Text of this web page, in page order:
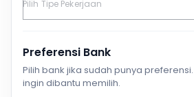
Preferensi Bank
Pilih bank jika sudah punya
ingin dibantu memilih.